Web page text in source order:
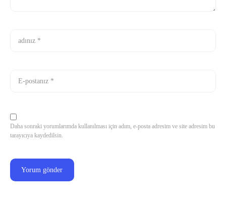
Daha sonraki yorumlarımda kullanılması için adım, e-posta adresim ve site adresim bu
tarayıcıya kaydedilsin.